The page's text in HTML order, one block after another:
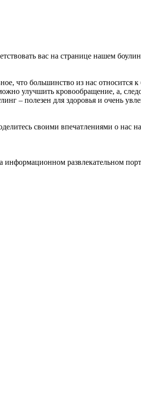
вас на странице нашем
что большинство из нас относится
улучшить кровообращение, а,
– полезен для здоровья и очень
своими впечатлениями о нас на
развлекательном